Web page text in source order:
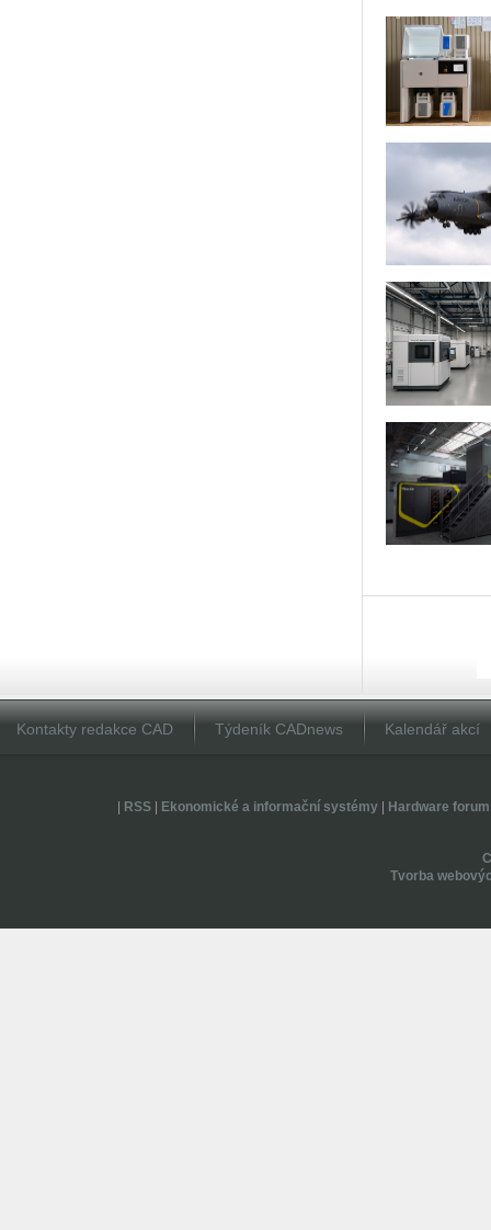
Kontakty redakce CAD Týdeník CADnews Kalendář akcí
RSS| Ekonomické a informační systémy| Hardware forum
Tvorba